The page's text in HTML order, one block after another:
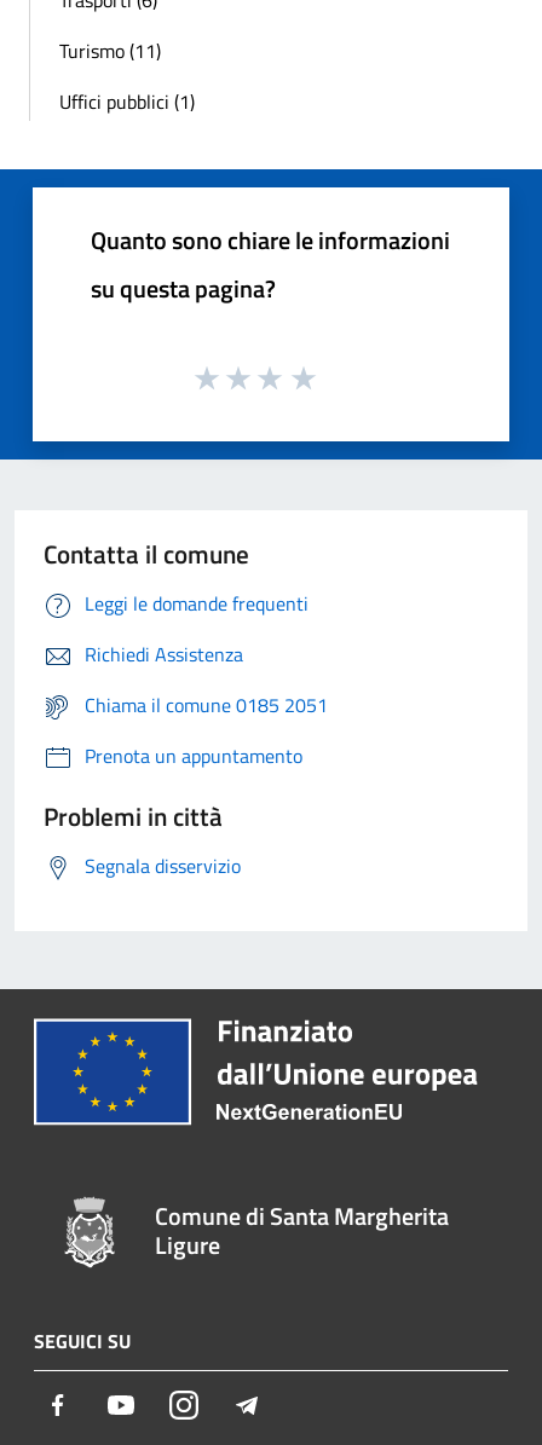
Turismo (11)
Uffici pubblici (1)
Quanto sono chiare le informazioni
su questa pagina?
Contatta il comune
Leggi le domande frequenti
Richiedi Assistenza
Chiama il comune 0185 2051
Prenota un appuntamento
Problemi in città
Segnala disservizio
Comune di Santa Margherita
Ligure
SEGUICI SU
Facebook YoutubeInstagram